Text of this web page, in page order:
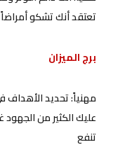
تعتقد أنك تشكو
برج الميزان
مهنياً: تحديد
عليك الكثير من الجهود
تنفع